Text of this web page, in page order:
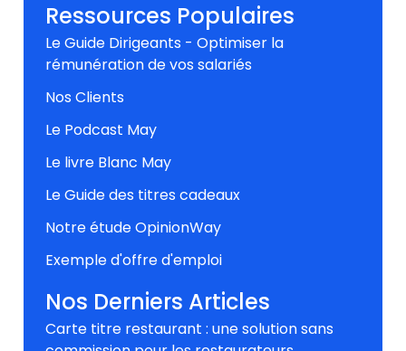
Ressources Populaires
Le Guide Dirigeants - Optimiser la
rémunération de vos salariés
Nos Clients
Le Podcast May
Le livre Blanc May
Le Guide des titres cadeaux
Notre étude OpinionWay
Exemple d'offre d'emploi
Nos Derniers Articles
Carte titre restaurant : une solution sans